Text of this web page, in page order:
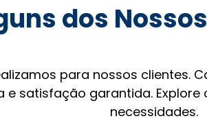
dos
para nossos clientes.
e satisfação garantida.
necessidades.